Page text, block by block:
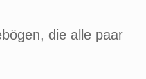
die alle paar